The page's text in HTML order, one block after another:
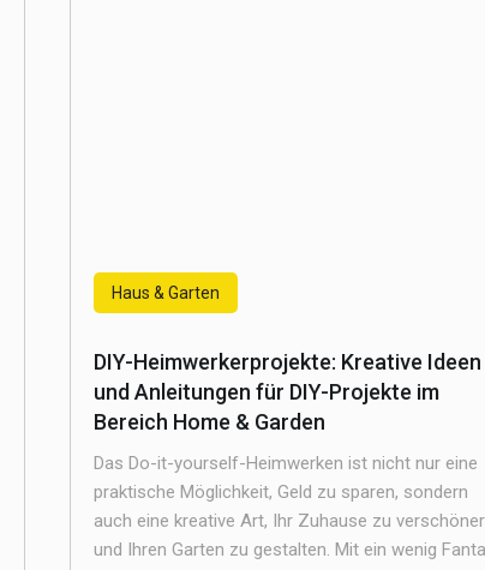
Haus & Garten
DIY-Heimwerkerprojekte: Kreative Ideen
und Anleitungen für DIY-Projekte im
Bereich Home & Garden
Das Do-it-yourself-Heimwerken ist nicht nur eine
praktische Möglichkeit, Geld zu sparen, sondern
auch eine kreative Art, Ihr Zuhause zu
und Ihren Garten zu gestalten. Mit ein wenig